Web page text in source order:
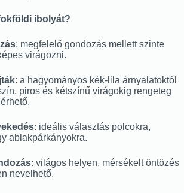
ibolyát?
: megfelelő gondozás mellett szinte
virágozni.
: a hagyományos kék-lila árnyalatoktól
piros és kétszínű virágokig rengeteg
: ideális választás polcokra,
ablakpárkányokra.
: világos helyen, mérsékelt öntözés
nevelhető.